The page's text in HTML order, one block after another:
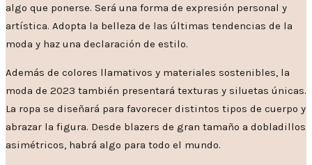
algo que ponerse. Será una forma de expresión personal y
artística. Adopta la belleza de las últimas tendencias de la
moda y haz una declaración de estilo.
Además de colores llamativos y materiales sostenibles, la
moda de 2023 también presentará texturas y siluetas únicas.
La ropa se diseñará para favorecer distintos tipos de cuerpo y
abrazar la figura. Desde blazers de gran tamaño a dobladillos
asimétricos, habrá algo para todo el mundo.